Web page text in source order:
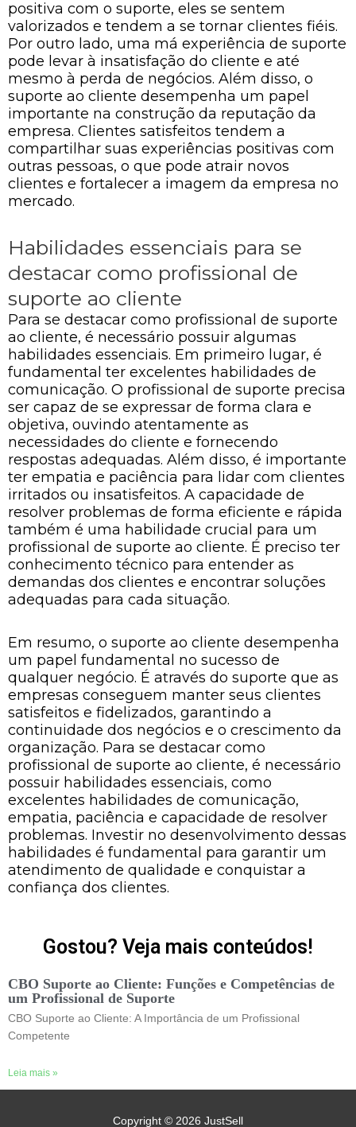
positiva com o suporte, eles se sentem
valorizados e tendem a se tornar clientes fiéis.
Por outro lado, uma má experiência de suporte
pode levar à insatisfação do cliente e até
mesmo à perda de negócios. Além disso, o
suporte ao cliente desempenha um papel
importante na construção da reputação da
empresa. Clientes satisfeitos tendem a
compartilhar suas experiências positivas com
outras pessoas, o que pode atrair novos
clientes e fortalecer a imagem da empresa no
mercado.
Habilidades essenciais para se
destacar como profissional de
suporte ao cliente
Para se destacar como profissional de suporte
ao cliente, é necessário possuir algumas
habilidades essenciais. Em primeiro lugar, é
fundamental ter excelentes habilidades de
comunicação. O profissional de suporte precisa
ser capaz de se expressar de forma clara e
objetiva, ouvindo atentamente as
necessidades do cliente e fornecendo
respostas adequadas. Além disso, é importante
ter empatia e paciência para lidar com clientes
irritados ou insatisfeitos. A capacidade de
resolver problemas de forma eficiente e rápida
também é uma habilidade crucial para um
profissional de suporte ao cliente. É preciso ter
conhecimento técnico para entender as
demandas dos clientes e encontrar soluções
adequadas para cada situação.
Em resumo, o suporte ao cliente desempenha
um papel fundamental no sucesso de
qualquer negócio. É através do suporte que as
empresas conseguem manter seus clientes
satisfeitos e fidelizados, garantindo a
continuidade dos negócios e o crescimento da
organização. Para se destacar como
profissional de suporte ao cliente, é necessário
possuir habilidades essenciais, como
excelentes habilidades de comunicação,
empatia, paciência e capacidade de resolver
problemas. Investir no desenvolvimento dessas
habilidades é fundamental para garantir um
atendimento de qualidade e conquistar a
confiança dos clientes.
Gostou? Veja mais conteúdos!
CBO Suporte ao Cliente: Funções e Competências de
um Profissional de Suporte
CBO Suporte ao Cliente: A Importância de um Profissional
Competente
Leia mais »
Copyright © 2026 JustSell